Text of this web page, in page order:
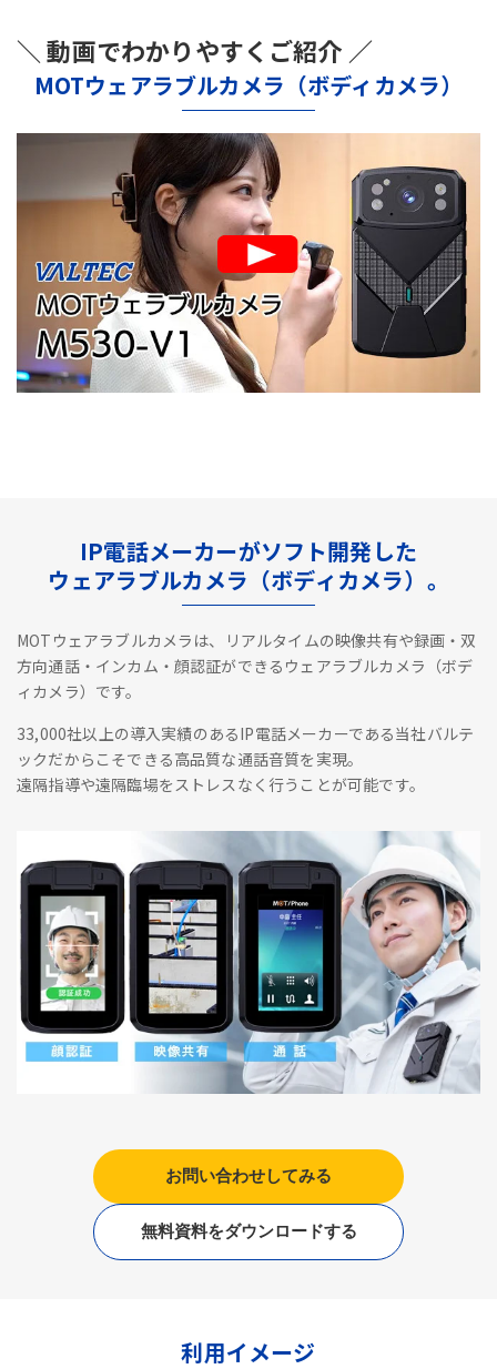
＼ 動画でわかりやすくご紹介 ／
MOTウェアラブルカメラ（ボディカメラ）
IP電話メーカーがソフト開発した
ウェアラブルカメラ（ボディカメラ）。
MOTウェアラブルカメラは、リアルタイムの映像共有や録画・双
方向通話・インカム・顔認証ができるウェアラブルカメラ（ボデ
ィカメラ）です。
33,000社以上の導入実績のあるIP電話メーカーである当社バルテ
ックだからこそできる高品質な通話音質を実現。
遠隔指導や遠隔臨場をストレスなく行うことが可能です。
お問い合わせしてみる
無料資料をダウンロードする
利用イメージ